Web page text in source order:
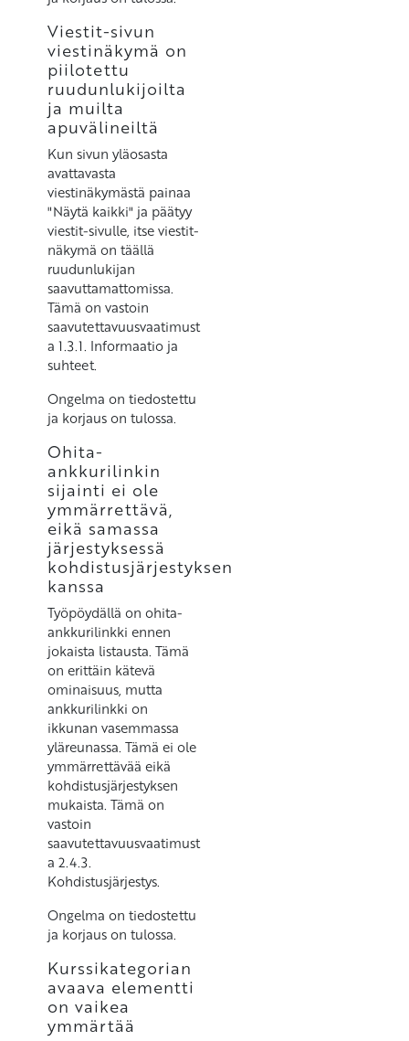
Viestit-sivun
viestinäkymä on
piilotettu
ruudunlukijoilta
ja muilta
apuvälineiltä
Kun sivun yläosasta
avattavasta
viestinäkymästä painaa
"Näytä kaikki" ja päätyy
viestit-sivulle, itse viestit-
näkymä on täällä
ruudunlukijan
saavuttamattomissa.
Tämä on vastoin
saavutettavuusvaatimust
a 1.3.1. Informaatio ja
suhteet.
Ongelma on tiedostettu
ja korjaus on tulossa.
Ohita-
ankkurilinkin
sijainti ei ole
ymmärrettävä,
eikä samassa
järjestyksessä
kohdistusjärjestyksen
kanssa
Työpöydällä on ohita-
ankkurilinkki ennen
jokaista listausta. Tämä
on erittäin kätevä
ominaisuus, mutta
ankkurilinkki on
ikkunan vasemmassa
yläreunassa. Tämä ei ole
ymmärrettävää eikä
kohdistusjärjestyksen
mukaista. Tämä on
vastoin
saavutettavuusvaatimust
a 2.4.3.
Kohdistusjärjestys.
Ongelma on tiedostettu
ja korjaus on tulossa.
Kurssikategorian
avaava elementti
on vaikea
ymmärtää